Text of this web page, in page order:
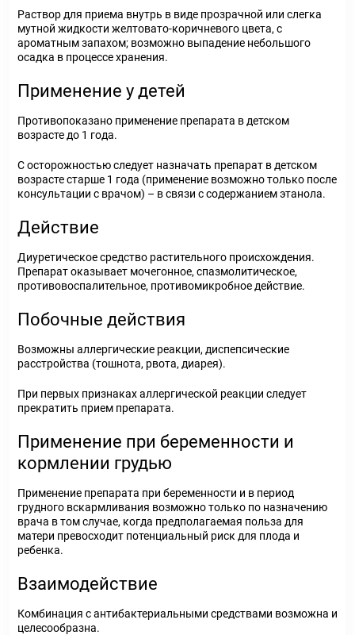
Раствор для приема внутрь в виде прозрачной или слегка
мутной жидкости желтовато-коричневого цвета, с
ароматным запахом; возможно выпадение небольшого
осадка в процессе хранения.
Применение у детей
Противопоказано применение препарата в детском
возрасте до 1 года.
С осторожностью следует назначать препарат в детском
возрасте старше 1 года (применение возможно только после
консультации с врачом) – в связи с содержанием этанола.
Действие
Диуретическое средство растительного происхождения.
Препарат оказывает мочегонное, спазмолитическое,
противовоспалительное, противомикробное действие.
Побочные действия
Возможны аллергические реакции, диспепсические
расстройства (тошнота, рвота, диарея).
При первых признаках аллергической реакции следует
прекратить прием препарата.
Применение при беременности и
кормлении грудью
Применение препарата при беременности и в период
грудного вскармливания возможно только по назначению
врача в том случае, когда предполагаемая польза для
матери превосходит потенциальный риск для плода и
ребенка.
Взаимодействие
Комбинация с антибактериальными средствами возможна и
целесообразна.